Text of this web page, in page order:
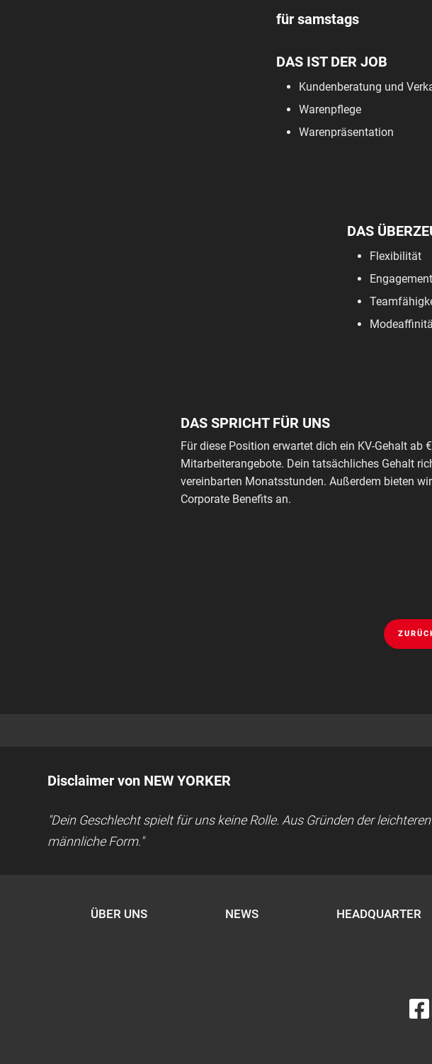
für samstags
DAS IST DER JOB
Kundenberatung und
Warenpflege
Warenpräsentation
DAS
Flexibilität
Engagement
DAS SPRICHT FÜR UNS
Für diese Position erwartet dich ein KV-Gehalt
Mitarbeiterangebote. Dein tatsächliches Gehalt
vereinbarten Monatsstunden. Außerdem bieten
Corporate Benefits an.
Disclaimer von NEW YORKER
"Dein Geschlecht spielt für uns keine Rolle. Aus Gründen der
männliche Form."
ÜBER UNS NEWS HEADQUARTER